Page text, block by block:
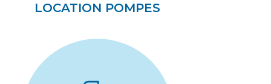
LOCATION POMPES